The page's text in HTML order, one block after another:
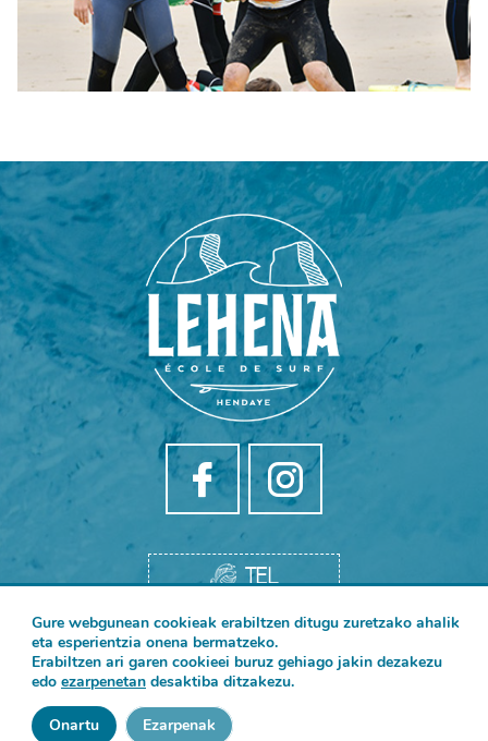
TEL
HARREMANETARAKO
ITINÉRAIRE
Gure webgunean cookieak erabiltzen ditugu zuretzako ahalik
eta esperientzia onena bermatzeko.
Erabiltzen ari garen cookieei buruz gehiago jakin dezakezu
edo ezarpenetan desaktiba ditzakezu.
Onartu Ezarpenak
Discutez avec nous